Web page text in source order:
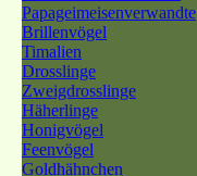
Papageimeisenverwandte
Brillenvögel
Timalien
Drosslinge
Zweigdrosslinge
Häherlinge
Honigvögel
Feenvögel
Goldhähnchen